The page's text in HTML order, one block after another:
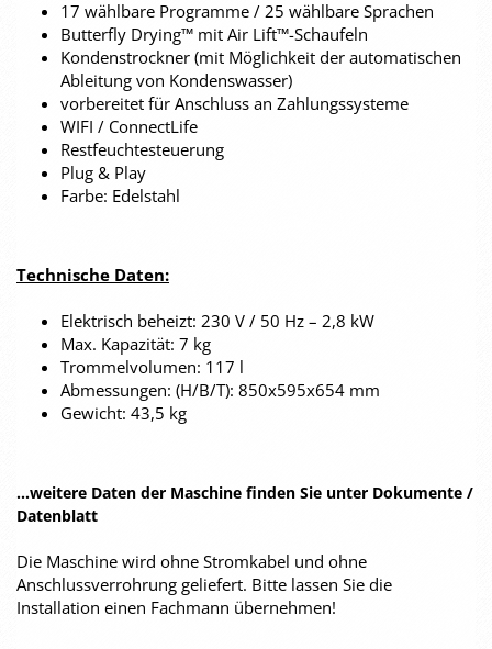
17 wählbare Programme / 25 wählbare Sprachen
Butterfly Drying™ mit Air Lift™-Schaufeln
Kondenstrockner (mit Möglichkeit der automatischen
Ableitung von Kondenswasser)
vorbereitet für Anschluss an Zahlungssysteme
WIFI / ConnectLife
Restfeuchtesteuerung
Plug & Play
Farbe: Edelstahl
Technische Daten:
Elektrisch beheizt: 230 V / 50 Hz – 2,8 kW
Max. Kapazität: 7 kg
Trommelvolumen: 117 l
Abmessungen: (H/B/T): 850x595x654 mm
Gewicht: 43,5 kg
...weitere Daten der Maschine finden Sie unter Dokumente /
Datenblatt
Die Maschine wird ohne Stromkabel und ohne
Anschlussverrohrung geliefert. Bitte lassen Sie die
Installation einen Fachmann übernehmen!